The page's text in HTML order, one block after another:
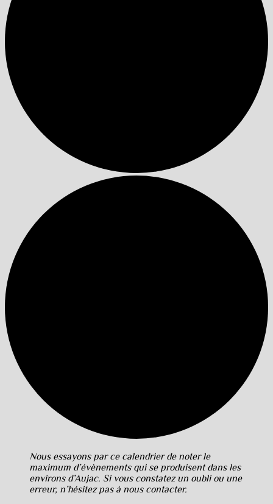
Nous essayons par ce calendrier de noter le
maximum d’évènements qui se produisent dans les
environs d’Aujac. Si vous constatez un oubli ou une
erreur, n’hésitez pas à nous contacter.